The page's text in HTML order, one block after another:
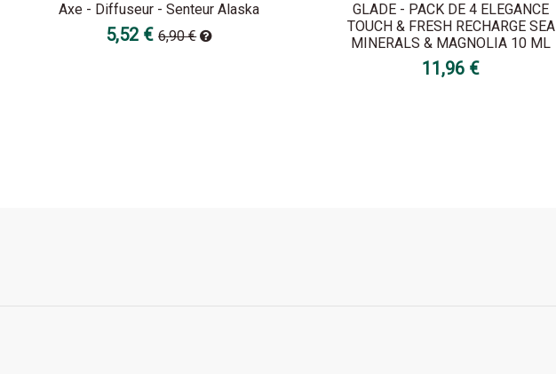
Axe - Diffuseur - Senteur Alaska
5,52 €6,90 €
GLADE - PACK DE 4 ELEGANCE
TOUCH & FRESH RECHARGE SEA
MINERALS & MAGNOLIA 10 ML
11,96 €